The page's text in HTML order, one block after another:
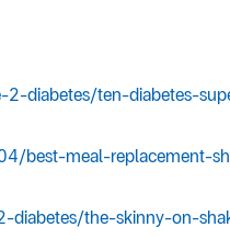
diabetes/ten-diabetes-
best-meal-replacement-
diabetes/the-skinny-on-